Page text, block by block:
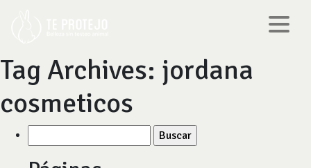
Tag Archives: jordana
cosmeticos
por: